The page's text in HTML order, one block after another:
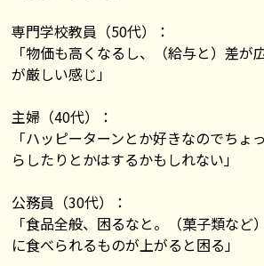
専門学校教員（50代）：
「物価も高くなるし、（給与と）差が
が厳しい感じ」
主婦（40代）：
「ハッピーターンとか好きなのでちょ
らしたりとかはするかもしれない」
公務員（30代）：
「食品全般、困るなと。（菓子類など
に食べられるものが上がると困る」